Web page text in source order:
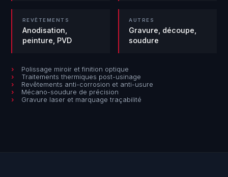
REVÊTEMENTS
Anodisation,
peinture, PVD
AUTRES
Gravure, découpe,
soudure
Polissage miroir et finition optique
Traitements thermiques post-usinage
Revêtements anti-corrosion et anti-usure
Mécano-soudure de précision
Gravure laser et marquage traçabilité